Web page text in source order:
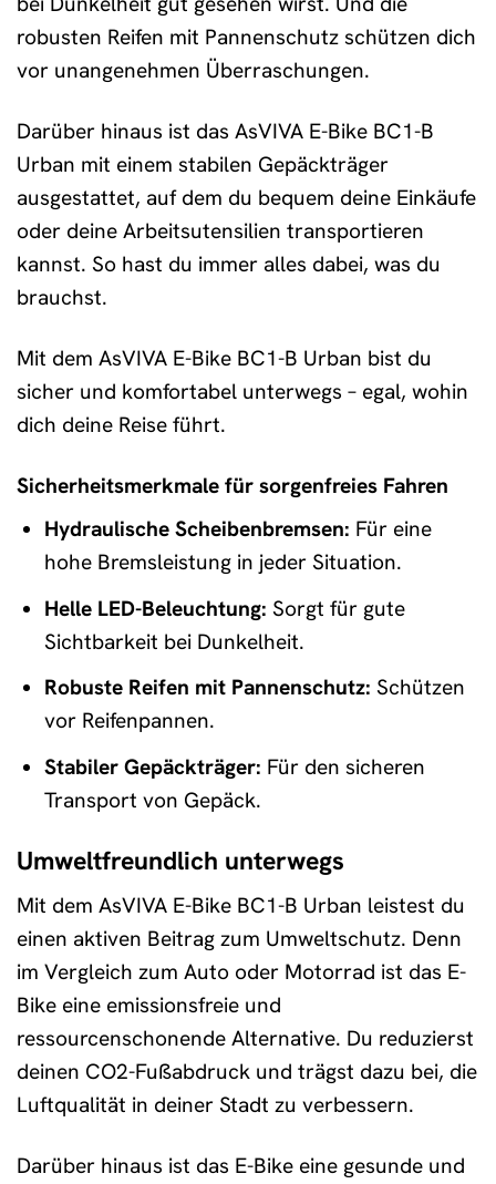
robusten Reifen mit Pannenschutz schützen dich
vor unangenehmen Überraschungen.
Darüber hinaus ist das AsVIVA E-Bike BC1-B
Urban mit einem stabilen Gepäckträger
ausgestattet, auf dem du bequem deine Einkäufe
oder deine Arbeitsutensilien transportieren
kannst. So hast du immer alles dabei, was du
brauchst.
Mit dem AsVIVA E-Bike BC1-B Urban bist du
sicher und komfortabel unterwegs – egal, wohin
dich deine Reise führt.
Sicherheitsmerkmale für sorgenfreies Fahren
Hydraulische Scheibenbremsen: Für eine
hohe Bremsleistung in jeder Situation.
Helle LED-Beleuchtung: Sorgt für gute
Sichtbarkeit bei Dunkelheit.
Robuste Reifen mit Pannenschutz: Schützen
vor Reifenpannen.
Stabiler Gepäckträger: Für den sicheren
Transport von Gepäck.
Umweltfreundlich unterwegs
Mit dem AsVIVA E-Bike BC1-B Urban leistest du
einen aktiven Beitrag zum Umweltschutz. Denn
im Vergleich zum Auto oder Motorrad ist das E-
Bike eine emissionsfreie und
ressourcenschonende Alternative. Du reduzierst
deinen CO2-Fußabdruck und trägst dazu bei, die
Luftqualität in deiner Stadt zu verbessern.
Darüber hinaus ist das E-Bike eine gesunde und